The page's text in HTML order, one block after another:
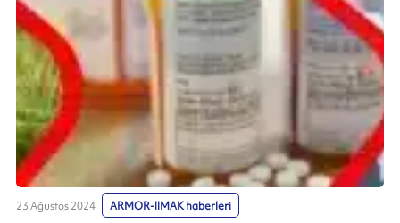
23 Ağustos 2024 ARMOR-IIMAK haberleri